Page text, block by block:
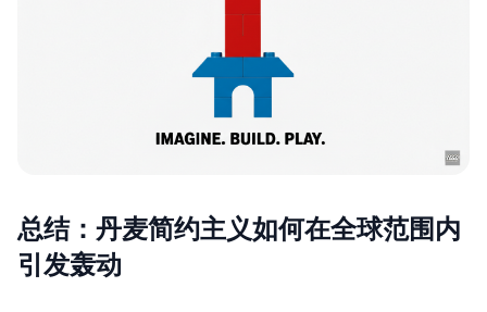
总结：丹麦简约主义如何在全球范围内
引发轰动